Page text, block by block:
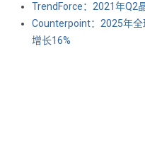
TrendForce：2021年Q2
Counterpoint：2025年
增长16%